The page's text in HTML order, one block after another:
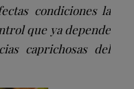
condiciones la
que ya depende
caprichosas del